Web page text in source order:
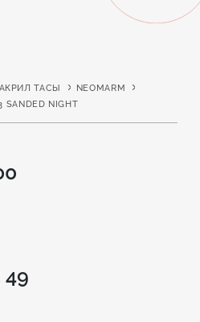
АКРИЛ ТАСЫ
NEOMARM
SANDED NIGHT
49